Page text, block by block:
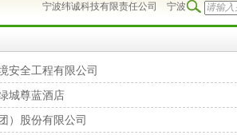
宁波纬诚科技有限责任公司 宁波市北仑区旭
安全工程有限公司
城尊蓝酒店
）股份有限公司